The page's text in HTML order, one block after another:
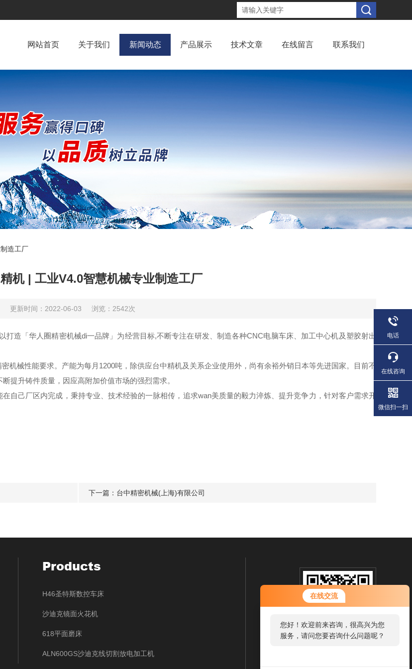
在线交流
您好！欢迎前来咨询，很高兴为您
服务，请问您要咨询什么问题呢？
网站首页 关于我们 新闻动态 产品展示 技术文章 在线留言 联系我们
造工厂
机 | 工业V4.0智慧机械专业制造工厂
更新时间：2022-06-03 浏览：2542次
打造「华人圈精密机械di一品牌」为经营目标,不断专注在研发、制造各种CNC电脑车床、加工中心机及塑胶射出
机械性能要求。产能为每月1200吨，除供应台中精机及关系企业使用外，尚有余裕外销日本等先进国家。目前不
提升铸件质量，因应高附加价值市场的强烈需求。
自己厂区内完成，秉持专业、技术经验的一脉相传，追求wan美质量的毅力淬炼、提升竞争力，针对客户需求开
下一篇： 台中精密机械(上海)有限公司
Products
H46圣特斯数控车床
沙迪克镜面火花机
618平面磨床
ALN600GS沙迪克线切割放电加工机
电话
在线咨询
微信扫一扫